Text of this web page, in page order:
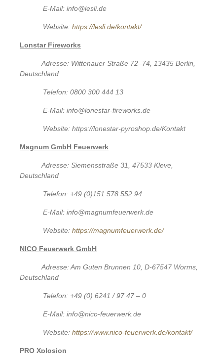
E-Mail: info@lesli.de
Website:https://lesli.de/kontakt/
Lonstar Fireworks
Adresse: Wittenauer Straße 72–74, 13435 Berlin,
Deutschland
Telefon: 0800 300 444 13
E-Mail: info@lonestar-fireworks.de
Website: https://lonestar-pyroshop.de/Kontakt
Magnum GmbH Feuerwerk
Adresse: Siemensstraße 31, 47533 Kleve,
Deutschland
Telefon: +49 (0)151 578 552 94
E-Mail: info@magnumfeuerwerk.de
Website:https://magnumfeuerwerk.de/
NICO Feuerwerk GmbH
Adresse: Am Guten Brunnen 10, D-67547 Worms,
Deutschland
Telefon: +49 (0) 6241 / 97 47 – 0
E-Mail: info@nico-feuerwerk.de
Website:https://www.nico-feuerwerk.de/kontakt/
PRO Xplosion